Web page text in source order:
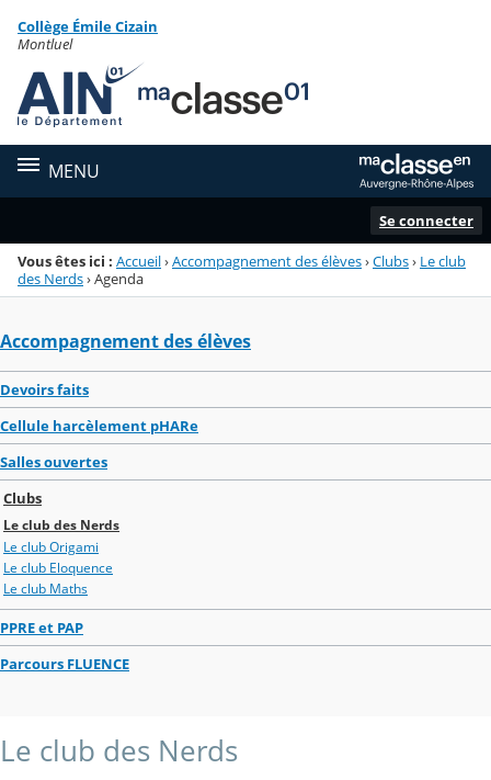
Menu de la rubrique
Contenu
Collège Émile Cizain
Montluel
MENU
Se connecter
Vous êtes ici : Accueil›Accompagnement des élèves›Clubs› Le club
des Nerds›Agenda
Accompagnement des élèves
Devoirs faits
Cellule harcèlement pHARe
Salles ouvertes
Clubs
Le club des Nerds
Le club Origami
Le club Eloquence
Le club Maths
PPRE et PAP
Parcours FLUENCE
Le club des Nerds